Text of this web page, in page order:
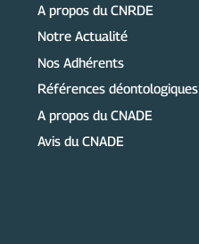
A propos du CNRDE
Notre Actualité
Nos Adhérents
Références déontologiques
A propos du CNADE
Avis du CNADE